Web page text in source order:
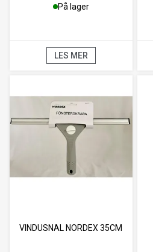
På lager
LES MER
VINDUSNAL NORDEX 35CM